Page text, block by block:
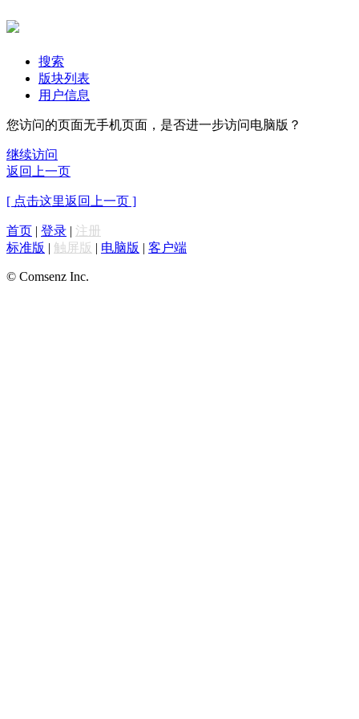
搜索
版块列表
用户信息
您访问的页面无手机页面，是否进一步访问电脑版？
继续访问
返回上一页
[ 点击这里返回上一页 ]
首页 | 登录 | 注册
标准版 | 触屏版 | 电脑版 | 客户端
© Comsenz Inc.